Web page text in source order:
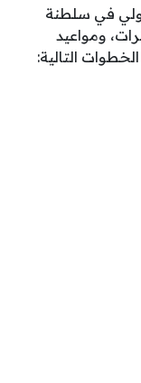
في سلطنة
ومواعيد
التالية: